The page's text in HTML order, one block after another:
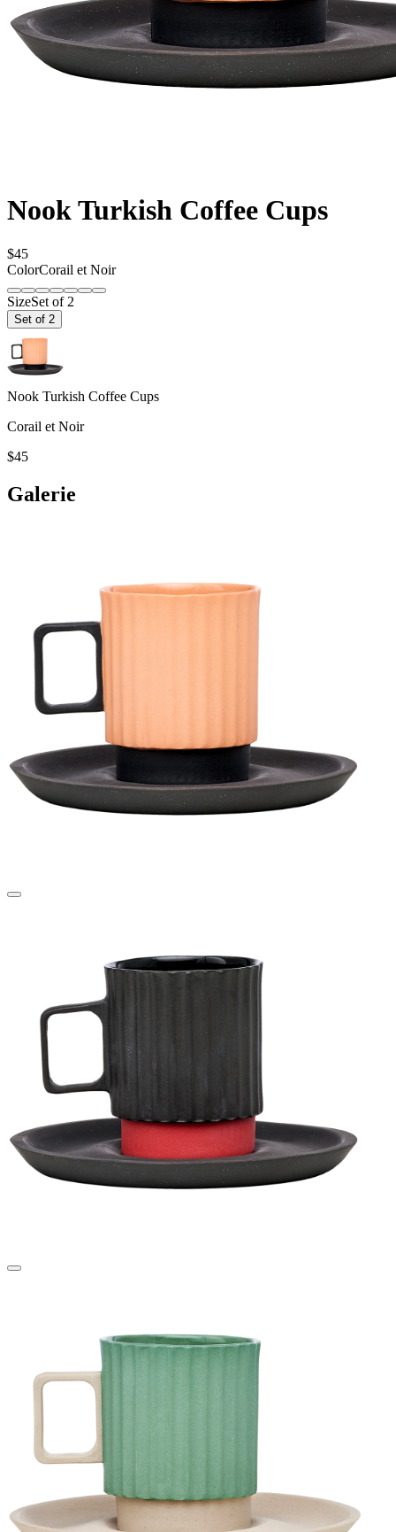
Nook Turkish Coffee Cups
$45
ColorCorail et Noir
SizeSet of 2
Set of 2
Nook Turkish Coffee Cups
Corail et Noir
$45
Galerie